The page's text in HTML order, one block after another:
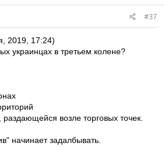
#37
2019, 17:24)
украинцах в третьем колене?
возле торговых точек.
начинает задалбывать.